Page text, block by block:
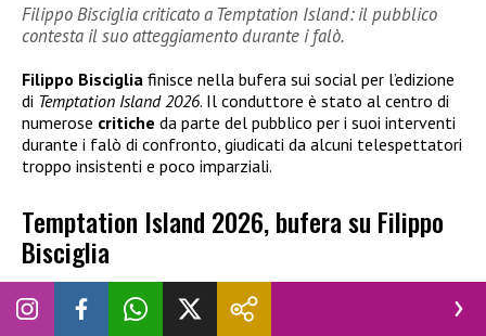
Filippo Bisciglia criticato a Temptation Island: il pubblico
contesta il suo atteggiamento durante i falò.
Filippo Bisciglia finisce nella bufera sui social per l’edizione
di Temptation Island 2026. Il conduttore è stato al centro di
numerose critiche da parte del pubblico per i suoi interventi
durante i falò di confronto, giudicati da alcuni telespettatori
troppo insistenti e poco imparziali.
Temptation Island 2026, bufera su Filippo
Bisciglia